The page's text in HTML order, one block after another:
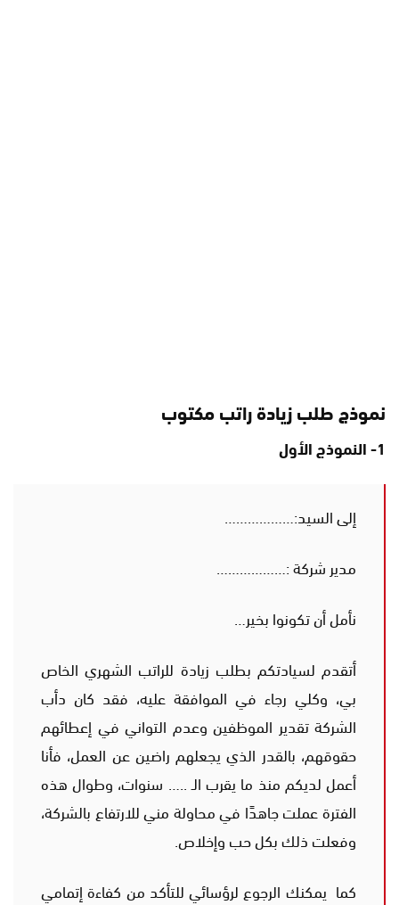
نموذج طلب زيادة راتب مكتوب
1- النموذج الأول
إلى السيد:………………
مدير شركة :………………
نأمل أن تكونوا بخير…
أتقدم لسيادتكم بطلب زيادة للراتب الشهري الخاص
بي، وكلي رجاء في الموافقة عليه، فقد كان دأب
الشركة تقدير الموظفين وعدم التواني في إعطائهم
حقوقهم، بالقدر الذي يجعلهم راضين عن العمل، فأنا
أعمل لديكم منذ ما يقرب الـ ..… سنوات، وطوال هذه
الفترة عملت جاهدًا في محاولة مني للارتفاع بالشركة،
وفعلت ذلك بكل حب وإخلاص.
كما يمكنك الرجوع لرؤسائي للتأكد من كفاءة إتمامي